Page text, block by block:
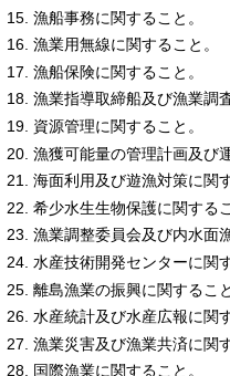
漁船事務に関すること。
漁業用無線に関すること。
漁船保険に関すること。
漁業指導取締船及び漁業調
資源管理に関すること。
漁獲可能量の管理計画及び
海面利用及び遊漁対策に関
希少水生生物保護に関するこ
漁業調整委員会及び内水面
水産技術開発センターに関
離島漁業の振興に関すること
水産統計及び水産広報に関
漁業災害及び漁業共済に関
国際漁業に関すること。